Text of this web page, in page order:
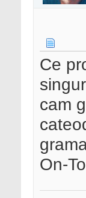
Ce
cam
On-